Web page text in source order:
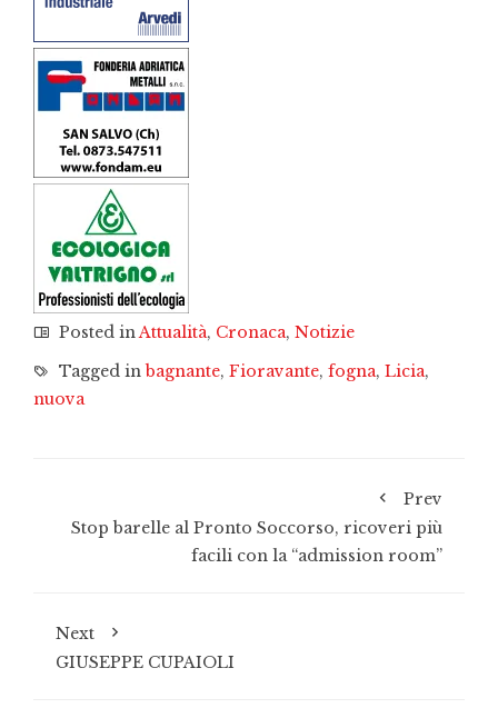
Posted inAttualità, Cronaca, Notizie
Tagged inbagnante, Fioravante, fogna, Licia,
nuova
Prev
Stop barelle al Pronto Soccorso, ricoveri più
facili con la “admission room”
Next
GIUSEPPE CUPAIOLI